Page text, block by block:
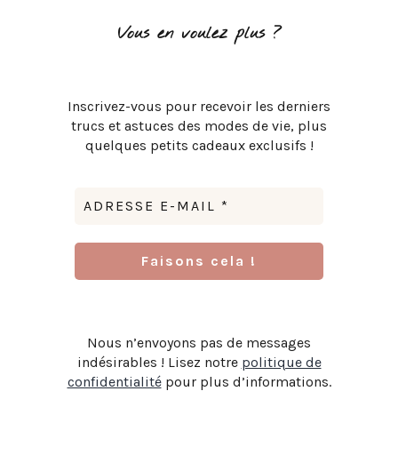
Vous en voulez plus ?
Inscrivez-vous pour recevoir les derniers
trucs et astuces des modes de vie, plus
quelques petits cadeaux exclusifs !
Nous n’envoyons pas de messages
indésirables ! Lisez notre politique de
confidentialitépour plus d’informations.